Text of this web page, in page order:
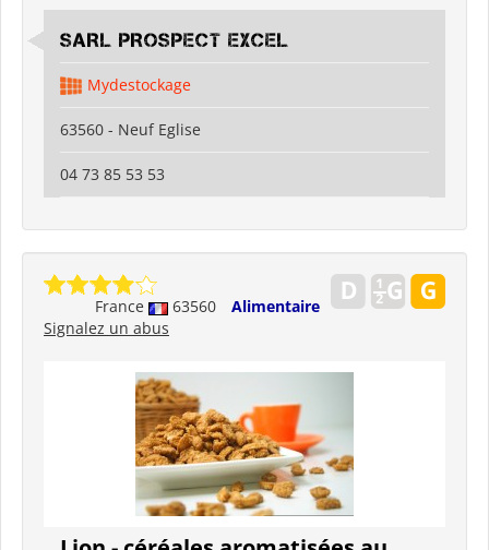
SARL PROSPECT EXCEL
Mydestockage
63560 - Neuf Eglise
04 73 85 53 53
France 63560
Alimentaire
Signalez un abus